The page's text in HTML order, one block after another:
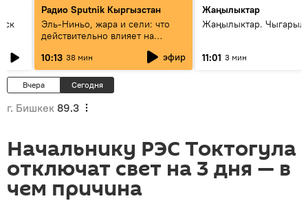
Радио Sputnik Кыргызстан
Эль-Ниньо, жара и сели: что
действительно влияет на
10:13 38 мин эфир
Жаңылыктар
Жаңылыктар.
11:01 3 мин
Вчера Сегодня
г. Бишкек 89.3
Начальнику РЭС Токтогула
отключат свет на 3 дня — в
чем причина